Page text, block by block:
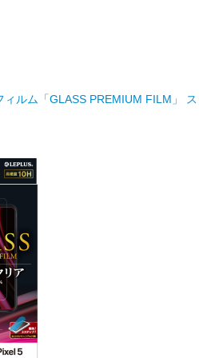
ィルム「GLASS PREMIUM FILM」